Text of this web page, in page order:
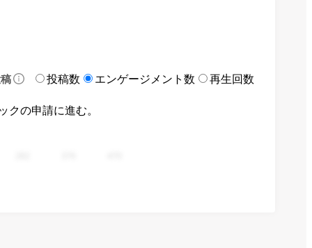
投稿数 エンゲージメント数 再生回数
の申請に進む。